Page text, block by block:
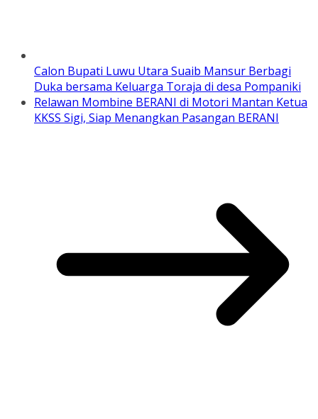
Calon Bupati Luwu Utara Suaib Mansur Berbagi
Duka bersama Keluarga Toraja di desa Pompaniki
Relawan Mombine BERANI di Motori Mantan Ketua
KKSS Sigi, Siap Menangkan Pasangan BERANI